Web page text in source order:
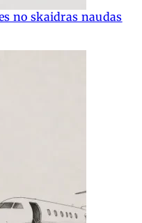
no skaidras naudas